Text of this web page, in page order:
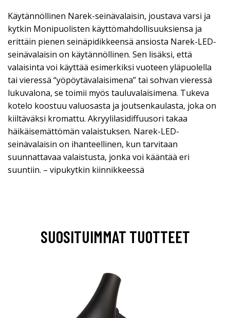
Käytännöllinen Narek-seinävalaisin, joustava varsi ja
kytkin Monipuolisten käyttömahdollisuuksiensa ja
erittäin pienen seinäpidikkeensä ansiosta Narek-LED-
seinävalaisin on käytännöllinen. Sen lisäksi, että
valaisinta voi käyttää esimerkiksi vuoteen yläpuolella
tai vieressä “yöpöytävalaisimena” tai sohvan vieressä
lukuvalona, se toimii myös tauluvalaisimena. Tukeva
kotelo koostuu valuosasta ja joutsenkaulasta, joka on
kiiltäväksi kromattu. Akryylilasidiffuusori takaa
häikäisemättömän valaistuksen. Narek-LED-
seinävalaisin on ihanteellinen, kun tarvitaan
suunnattavaa valaistusta, jonka voi kääntää eri
suuntiin. – vipukytkin kiinnikkeessä
SUOSITUIMMAT TUOTTEET